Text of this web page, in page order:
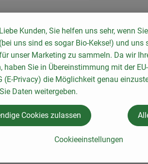
Rezepte
Liebe Kunden, Sie helfen uns sehr, wenn
(bei uns sind es sogar Bio-Kekse!) und uns
unser Marketing zu sammeln. Da wir
haben Sie in Übereinstimmung mit der
(E-Privacy) die Möglichkeit genau
Daten weitergeben.
Cookieeinstellungen
Cookies zulassen